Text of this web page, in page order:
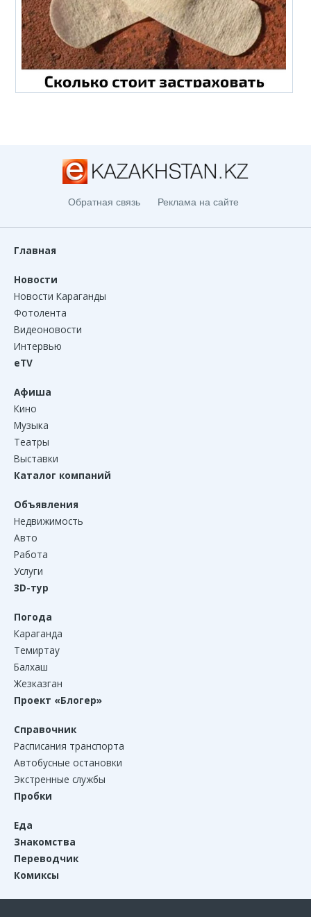
Обратная связь Реклама на сайте
Главная
Новости
Новости Караганды
Фотолента
Видеоновости
Интервью
eTV
Афиша
Кино
Музыка
Театры
Выставки
Каталог компаний
Объявления
Недвижимость
Авто
Работа
Услуги
3D-тур
Погода
Караганда
Темиртау
Балхаш
Жезказган
Проект «Блогер»
Справочник
Расписания транспорта
Автобусные остановки
Экстренные службы
Пробки
Еда
Знакомства
Переводчик
Комиксы